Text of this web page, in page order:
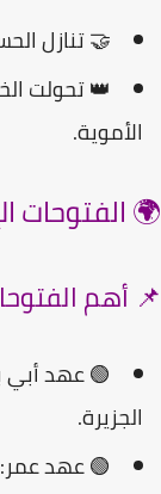
🤝 تنازل
👑 تحولت
🟢عهد أبي
🟢عهد عمر: